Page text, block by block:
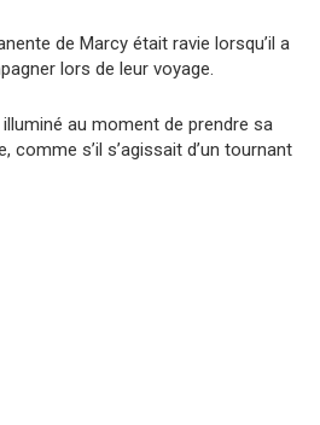
de Marcy était ravie lorsqu’il a
lors de leur voyage.
au moment de prendre sa
comme s’il s’agissait d’un tournant